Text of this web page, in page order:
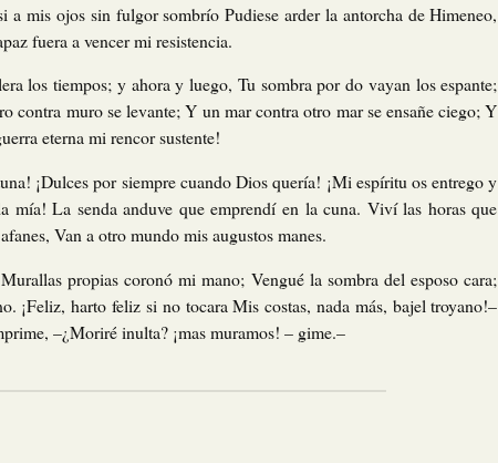
a mis ojos sin fulgor sombrío Pudiese arder la antorcha de Himeneo,
fuera a vencer mi resistencia.
los tiempos; y ahora y luego, Tu sombra por do vayan los espante;
contra muro se levante; Y un mar contra otro mar se ensañe ciego; Y
eterna mi rencor sustente!
¡Dulces por siempre cuando Dios quería! ¡Mi espíritu os entrego y
mía! La senda anduve que emprendí en la cuna. Viví las horas que
Van a otro mundo mis augustos manes.
propias coronó mi mano; Vengué la sombra del esposo cara;
¡Feliz, harto feliz si no tocara Mis costas, nada más, bajel troyano!–
–¿Moriré inulta? ¡mas muramos! – gime.–